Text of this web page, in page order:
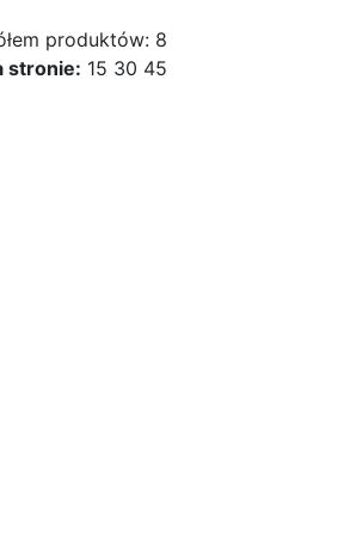
produktów: 8
stronie: 15 30 45